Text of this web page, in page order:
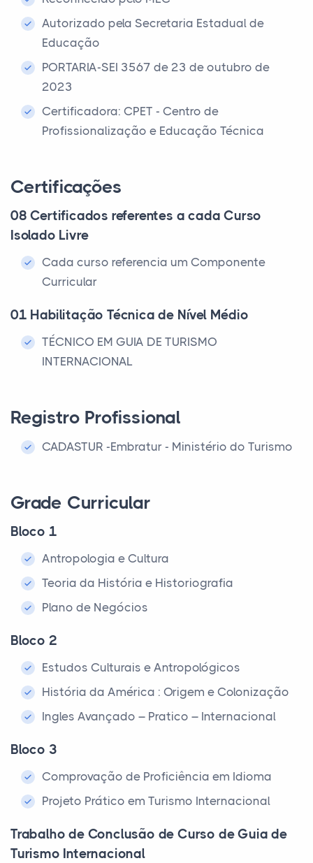
Autorizado pela Secretaria Estadual de
Educação
PORTARIA-SEI 3567 de 23 de outubro de
2023
Certificadora: CPET - Centro de
Profissionalização e Educação Técnica
Certificações
08 Certificados referentes a cada Curso
Isolado Livre
Cada curso referencia um Componente
Curricular
01 Habilitação Técnica de Nível Médio
TÉCNICO EM GUIA DE TURISMO
INTERNACIONAL
Registro Profissional
CADASTUR -Embratur - Ministério do Turismo
Grade Curricular
Bloco 1
Antropologia e Cultura
Teoria da História e Historiografia
Plano de Negócios
Bloco 2
Estudos Culturais e Antropológicos
História da América : Origem e Colonização
Ingles Avançado – Pratico – Internacional
Bloco 3
Comprovação de Proficiência em Idioma
Projeto Prático em Turismo Internacional
Trabalho de Conclusão de Curso de Guia de
Turismo Internacional